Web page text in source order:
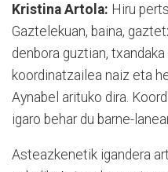
Kristina Artola: Hiru
Gaztelekuan, baina,
denbora guztian,
koordinatzailea naiz eta
Aynabel arituko dira.
igaro behar du barne-
Asteazkenetik igandera